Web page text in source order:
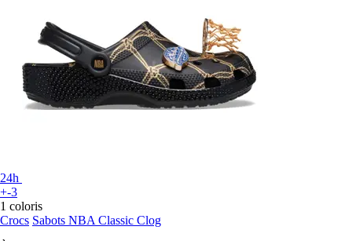
24h
+-3
1 coloris
Crocs Sabots NBA Classic Clog